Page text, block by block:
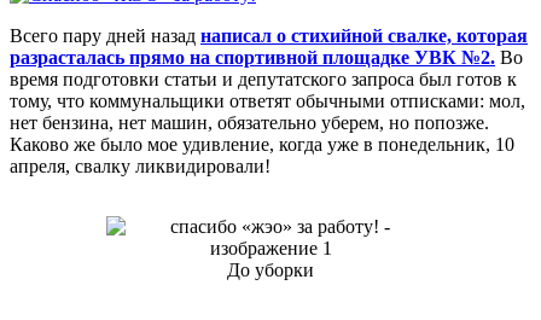
Всего пару дней назад написал о стихийной свалке, которая
разрасталась прямо на спортивной площадке УВК №2. Во
время подготовки статьи и депутатского запроса был готов к
тому, что коммунальщики ответят обычными отписками: мол,
нет бензина, нет машин, обязательно уберем, но попозже.
Каково же было мое удивление, когда уже в понедельник, 10
апреля, свалку ликвидировали!
До уборки